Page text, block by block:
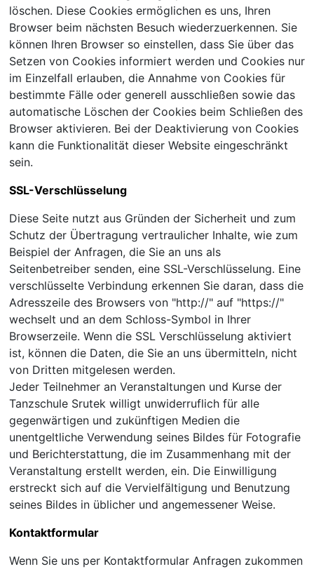
löschen. Diese Cookies ermöglichen es uns, Ihren
Browser beim nächsten Besuch wiederzuerkennen. Sie
können Ihren Browser so einstellen, dass Sie über das
Setzen von Cookies informiert werden und Cookies nur
im Einzelfall erlauben, die Annahme von Cookies für
bestimmte Fälle oder generell ausschließen sowie das
automatische Löschen der Cookies beim Schließen des
Browser aktivieren. Bei der Deaktivierung von Cookies
kann die Funktionalität dieser Website eingeschränkt
sein.
SSL-Verschlüsselung
Diese Seite nutzt aus Gründen der Sicherheit und zum
Schutz der Übertragung vertraulicher Inhalte, wie zum
Beispiel der Anfragen, die Sie an uns als
Seitenbetreiber senden, eine SSL-Verschlüsselung. Eine
verschlüsselte Verbindung erkennen Sie daran, dass die
Adresszeile des Browsers von "http://" auf "https://"
wechselt und an dem Schloss-Symbol in Ihrer
Browserzeile. Wenn die SSL Verschlüsselung aktiviert
ist, können die Daten, die Sie an uns übermitteln, nicht
von Dritten mitgelesen werden.
Jeder Teilnehmer an Veranstaltungen und Kurse der
Tanzschule Srutek willigt unwiderruflich für alle
gegenwärtigen und zukünftigen Medien die
unentgeltliche Verwendung seines Bildes für Fotografie
und Berichterstattung, die im Zusammenhang mit der
Veranstaltung erstellt werden, ein. Die Einwilligung
erstreckt sich auf die Vervielfältigung und Benutzung
seines Bildes in üblicher und angemessener Weise.
Kontaktformular
Wenn Sie uns per Kontaktformular Anfragen zukommen